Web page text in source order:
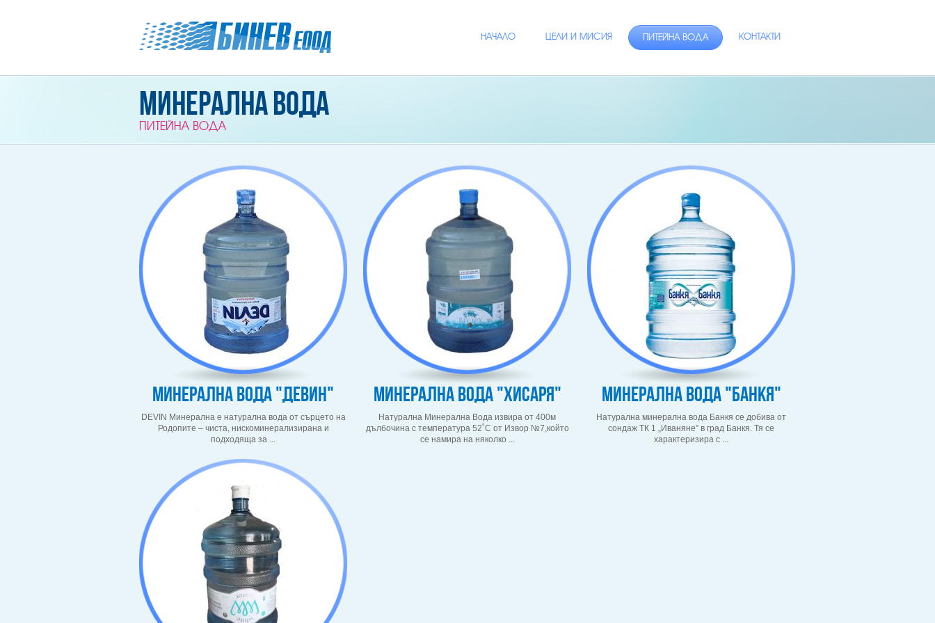
НАЧАЛО ЦЕЛИ И МИСИЯ ПИТЕЙНА ВОДА КОНТАКТИ
Минерална вода
ПИТЕЙНА ВОДА
Минерална вода "Девин"
DEVIN Минерална е натурална вода от сърцето на
Родопите – чиста, нискоминерализирана и
подходяща за ...
Минерална вода "Хисаря"
Натурална Минерална Вода извира от 400м
дълбочина с температура 52˚С от Извор №7,който
се намира на няколко ...
Минерална вода "Банкя"
Натурална минерална вода Банкя се добива от
сондаж ТК 1 „Иваняне” в град Банкя. Тя се
характеризира с ...